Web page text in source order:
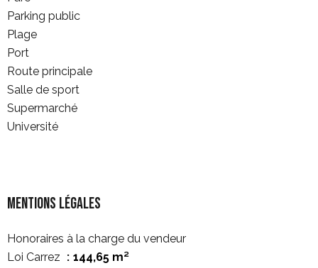
Parking public
Plage
Port
Route principale
Salle de sport
Supermarché
Université
Mentions légales
Honoraires à la charge du vendeur
Loi Carrez
144,65 m²